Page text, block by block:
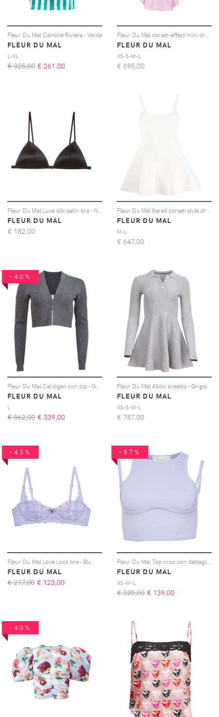
Fleur Du Mal Camicia Riviera - Verde
FLEUR DU MAL
L-XL
€ 325,00 € 261,00
FLEUR DU MAL
XS-S-M-L
€ 695,00
FLEUR DU MAL
€ 182,00
FLEUR DU MAL
M-L
€ 647,00
-40%
FLEUR DU MAL
L
€ 562,00 € 339,00
Fleur Du Mal Abito svasato - Grigio
FLEUR DU MAL
XS-S-M-L
€ 787,00
-43%
Fleur Du Mal Love Lock bra - Blu
FLEUR DU MAL
€ 217,00 € 123,00
-57%
FLEUR DU MAL
XS-M-L
€ 320,00 € 139,00
-40%